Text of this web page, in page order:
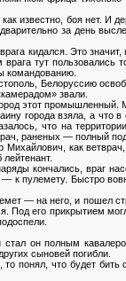
известно, боя нет. И
за день
кидался. Это
тут
командованию.
Белоруссию
звали.
этот
города взяла, а что
что на
раненых — полный
как
кончались, враг
к пулемету. Быстро
— на него, и пошел
Под его прикрытием
он полным
сыновей погибли.
понял, что будет